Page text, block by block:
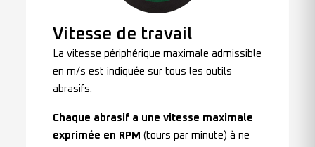
Vitesse de travail
La vitesse périphérique maximale admissible
en m/s est indiquée sur tous les outils
abrasifs.
Chaque abrasif a une vitesse maximale
exprimée en RPM (tours par minute) à ne